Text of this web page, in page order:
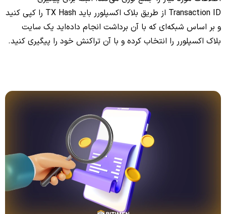
Transaction ID از طریق بلاک اکسپلورر باید TX Hash را کپی کنید
و بر اساس شبکه‌ای که با آن برداشت انجام داده‌اید یک سایت
بلاک اکسپلورر را انتخاب کرده و با آن تراکنش خود را پیگیری کنید.